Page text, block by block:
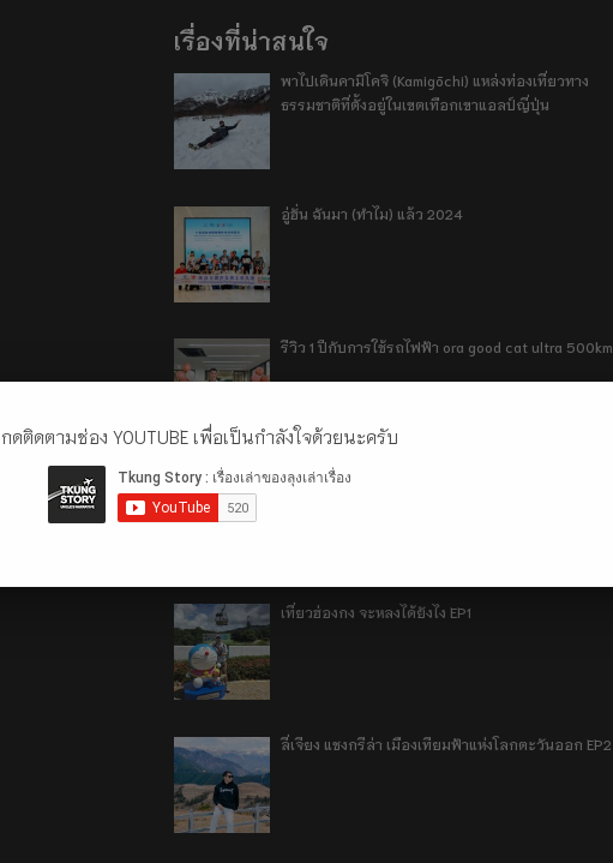
เรื่องที่น่าสนใจ
พาไปเดินคามิโคจิ (Kamigōchi) แหล่งท่องเที่ยวทาง
ธรรมชาติที่ตั้งอยู่ในเขตเทือกเขาแอลป์ญี่ปุ่น
อู่ฮั่น ฉันมา (ทำไม) แล้ว 2024
รีวิว 1 ปีกับการใช้รถไฟฟ้า ora good cat ultra 500km
เที่ยวฮ่องกง จะหลงได้ยังไง EP2
เที่ยวฮ่องกง จะหลงได้ยังไง EP1
ลี่เจียง แชงกรีล่า เมืองเทียมฟ้าแห่งโลกตะวันออก EP2
กดติดตามช่อง YOUTUBE เพื่อเป็นกำลังใจด้วยนะครับ